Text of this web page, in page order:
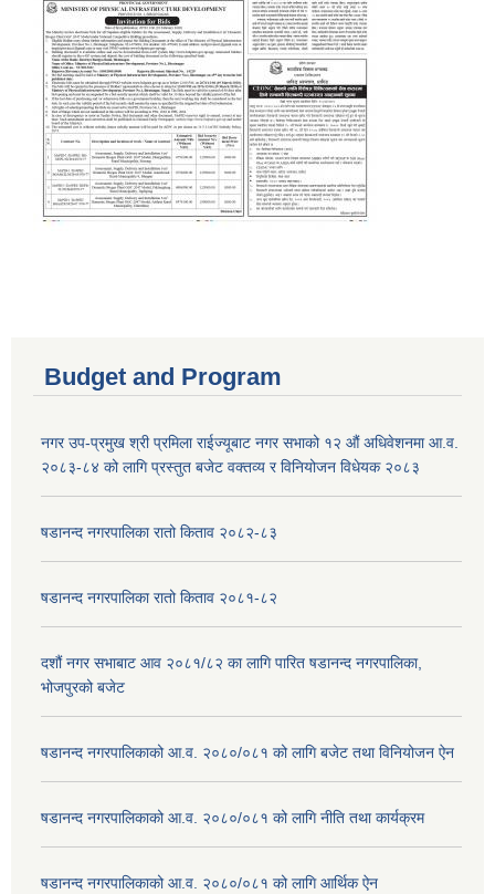
Budget and Program
नगर उप-प्रमुख श्री प्रमिला राईज्यूबाट नगर सभाको १२ ‍औं अधिवेशनमा आ.व.
२०८३-८४ को लागि प्रस्तुत बजेट वक्तव्य र विनियोजन विधेयक २०८३
षडानन्द नगरपालिका रातो किताव २०८२-८३
षडानन्द नगरपालिका रातो किताव २०८१-८२
दशौं नगर सभाबाट आव २०८१/८२ का लागि पारित षडानन्द नगरपालिका,
भोजपुरको बजेट
षडानन्द नगरपालिकाको आ.व. २०८०/०८१ को लागि बजेट तथा विनियोजन ऐन
षडानन्द नगरपालिकाको आ.व. २०८०/०८१ को लागि नीति तथा कार्यक्रम
षडानन्द नगरपालिकाको आ.व. २०८०/०८१ को लागि आर्थिक ऐन